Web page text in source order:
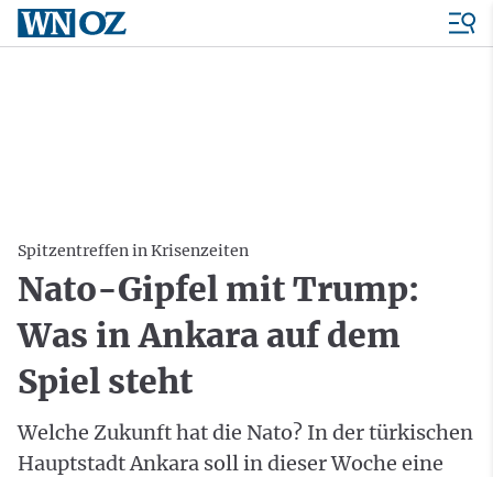
Spitzentreffen in Krisenzeiten
Nato-Gipfel mit Trump:
Was in Ankara auf dem
Spiel steht
Welche Zukunft hat die Nato? In der türkischen
Hauptstadt Ankara soll in dieser Woche eine